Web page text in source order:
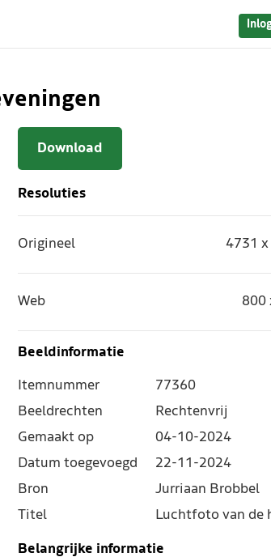
Download
Resoluties
Origineel 4731x
Web 800
Beeldinformatie
Itemnummer
77360
Beeldrechten
Rechtenvrij
Gemaakt op
04-10-2024
Datum toegevoegd
22-11-2024
Bron
Jurriaan Brobbel
Titel
Luchtfoto van de
Belangrijke informatie